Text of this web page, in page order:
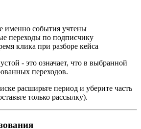
именно события учтены
переходы по подписчику
клика при разборе кейса
- это означает, что в выбранной
переходов.
расширьте период и уберите часть
только рассылку).